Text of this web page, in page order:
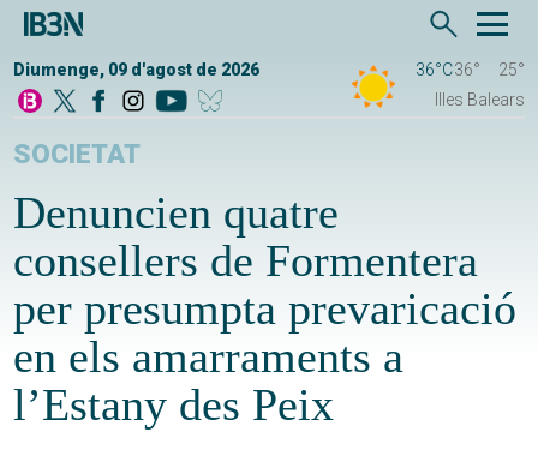
Diumenge, 09 d'agost de 2026 36°C36°
25°
Illes Balears
SOCIETAT
Denuncien quatre
consellers de Formentera
per presumpta prevaricació
en els amarraments a
l’Estany des Peix